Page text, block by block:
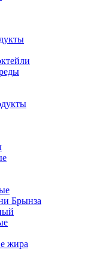
Брынза
жира